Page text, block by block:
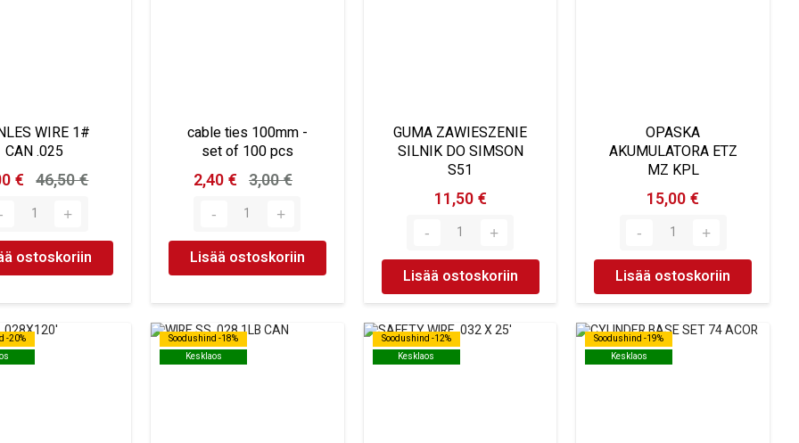
WIRE 1#
CAN .025
€ 46,50 €
ostoskoriin
cable ties 100mm -
set of 100 pcs
2,40 € 3,00 €
Lisää ostoskoriin
GUMA ZAWIESZENIE
SILNIK DO SIMSON
S51
11,50 €
Lisää ostoskoriin
OPASKA
AKUMULATORA ETZ
MZ KPL
15,00 €
Lisää ostoskoriin
-20%
-20%
Soodushind -18%
Kesklaos
Soodushind -18%
Kesklaos
Soodushind -12%
Kesklaos
Soodushind -12%
Kesklaos
Soodushind -19%
Kesklaos
Soodushind -19%
Kesklaos